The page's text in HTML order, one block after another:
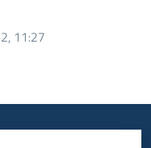
11:27